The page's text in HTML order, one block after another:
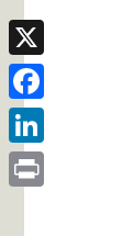
X
Facebook
LinkedIn